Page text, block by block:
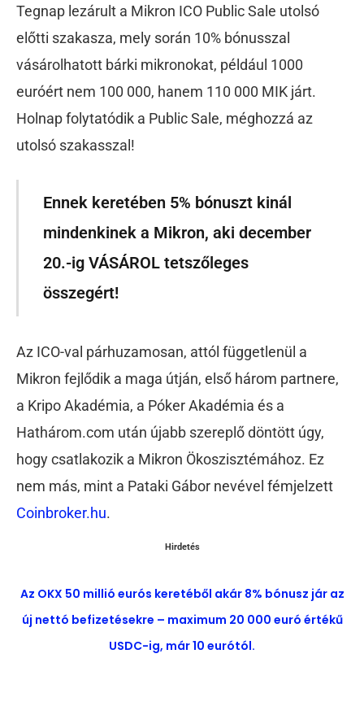
Tegnap lezárult a Mikron ICO Public Sale utolsó
előtti szakasza, mely során 10% bónusszal
vásárolhatott bárki mikronokat, például 1000
euróért nem 100 000, hanem 110 000 MIK járt.
Holnap folytatódik a Public Sale, méghozzá az
utolsó szakasszal!
Ennek keretében 5% bónuszt kinál
mindenkinek a Mikron, aki december
20.-ig VÁSÁROL tetszőleges
összegért!
Az ICO-val párhuzamosan, attól függetlenül a
Mikron fejlődik a maga útján, első három partnere,
a Kripo Akadémia, a Póker Akadémia és a
Hathárom.com után újabb szereplő döntött úgy,
hogy csatlakozik a Mikron Ökoszisztémához. Ez
nem más, mint a Pataki Gábor nevével fémjelzett
Coinbroker.hu.
Hirdetés
Az OKX 50 millió eurós keretéből akár 8% bónusz jár az
új nettó befizetésekre – maximum 20 000 euró értékű
USDC-ig, már 10 eurótól.